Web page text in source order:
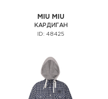
MIU MIU
КАРДИГАН
ID: 48425